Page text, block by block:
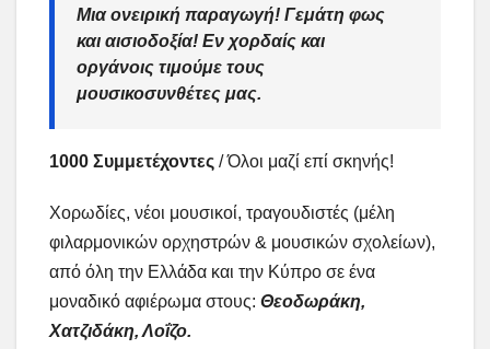
Μια ονειρική παραγωγή! Γεμάτη φως
και αισιοδοξία! Εν χορδαίς και
οργάνοις τιμούμε τους
μουσικοσυνθέτες μας.
1000 Συμμετέχοντες / Όλοι μαζί επί σκηνής!
Χορωδίες, νέοι μουσικοί, τραγουδιστές (μέλη
φιλαρμονικών ορχηστρών & μουσικών σχολείων),
από όλη την Ελλάδα και την Κύπρο σε ένα
μοναδικό αφιέρωμα στους: Θεοδωράκη,
Χατζιδάκη, Λοΐζο.